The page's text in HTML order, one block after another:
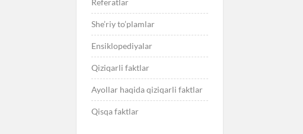
Referatlar
She’riy to’plamlar
Ensiklopediyalar
Qiziqarli faktlar
Ayollar haqida qiziqarli faktlar
Qisqa faktlar